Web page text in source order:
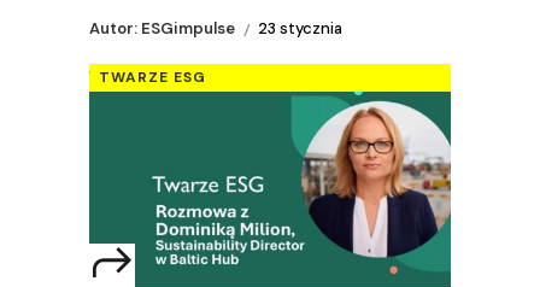
Autor: ESGimpulse 23 stycznia
TWARZE ESG